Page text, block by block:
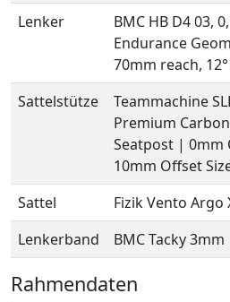
Lenker
BMC HB D4 03,
Endurance
70mm reach,
Sattelstütze
Teammachine
Premium
Seatpost | 0mm
10mm Offset
Sattel
Fizik Vento Argo
Lenkerband
BMC Tacky 3mm
Rahmendaten